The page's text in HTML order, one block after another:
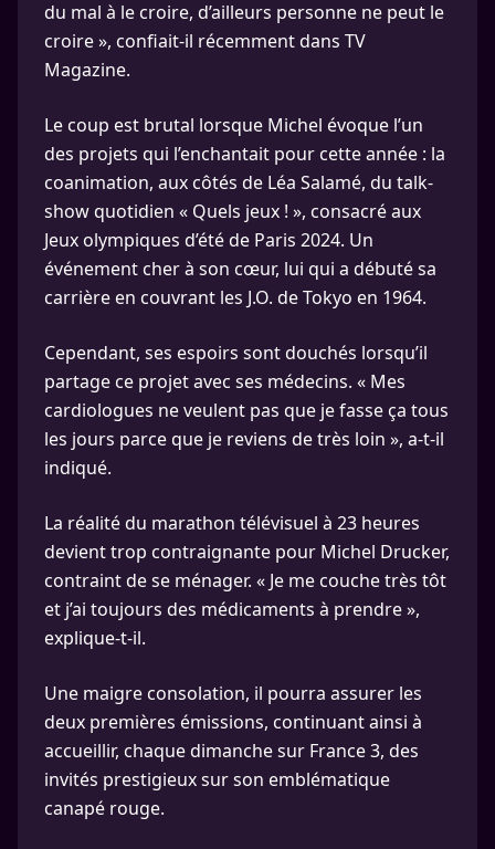
du mal à le croire, d’ailleurs personne ne peut le
croire », confiait-il récemment dans TV
Magazine.
Le coup est brutal lorsque Michel évoque l’un
des projets qui l’enchantait pour cette année : la
coanimation, aux côtés de Léa Salamé, du talk-
show quotidien « Quels jeux ! », consacré aux
Jeux olympiques d’été de Paris 2024. Un
événement cher à son cœur, lui qui a débuté sa
carrière en couvrant les J.O. de Tokyo en 1964.
Cependant, ses espoirs sont douchés lorsqu’il
partage ce projet avec ses médecins. « Mes
cardiologues ne veulent pas que je fasse ça tous
les jours parce que je reviens de très loin », a-t-il
indiqué.
La réalité du marathon télévisuel à 23 heures
devient trop contraignante pour Michel Drucker,
contraint de se ménager. « Je me couche très tôt
et j’ai toujours des médicaments à prendre »,
explique-t-il.
Une maigre consolation, il pourra assurer les
deux premières émissions, continuant ainsi à
accueillir, chaque dimanche sur France 3, des
invités prestigieux sur son emblématique
canapé rouge.